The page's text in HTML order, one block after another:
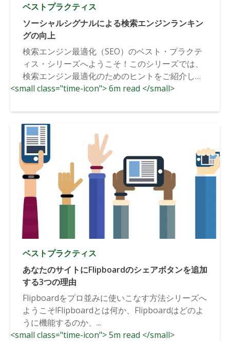
ベストプラクティス
ソーシャルシグナルによる検索エンジンランキン
グの向上
検索エンジン最適化（SEO）のベスト・プラクテ
ィス・シリーズへようこそ！このシリーズでは、
検索エンジン最適化のためのヒントをご紹介しま
す。
<small class="time-icon"> 6m read </small>
ベストプラクティス
あなたのサイトにFlipboardのシェアボタンを追加
する3つの理由
Flipboardをプロ並みに使いこなす方法シリーズへ
ようこそ!Flipboardとは何か、Flipboardはどのよ
うに機能するのか、...
<small class="time-icon"> 5m read </small>